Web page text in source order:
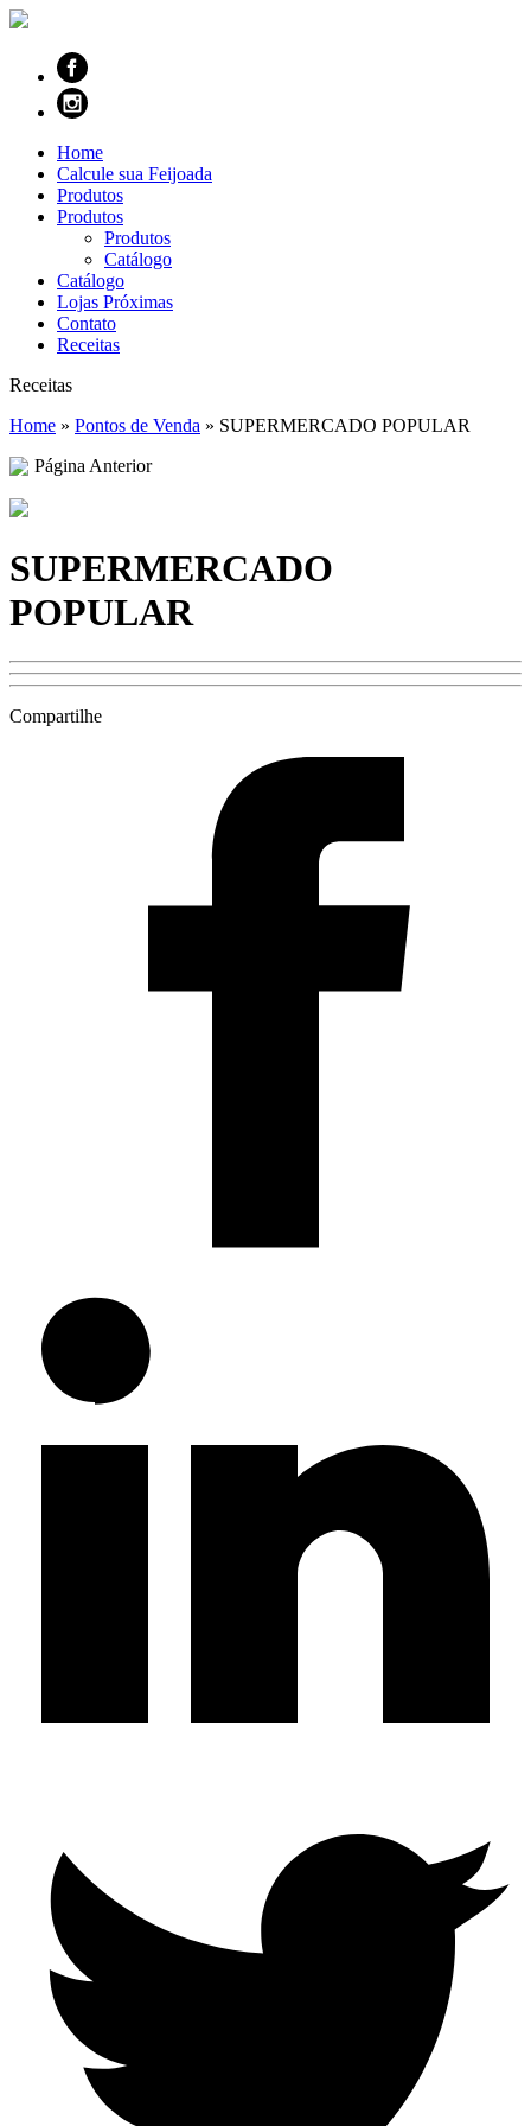
Home
Calcule sua Feijoada
Produtos
Produtos
Produtos
Catálogo
Catálogo
Lojas Próximas
Contato
Receitas
Receitas
Home » Pontos de Venda » SUPERMERCADO POPULAR
Página Anterior
SUPERMERCADO
POPULAR
Compartilhe